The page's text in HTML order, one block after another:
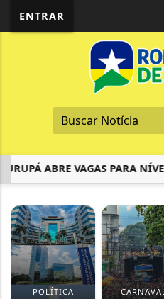
ENTRAR
ABRE VAGAS PARA
POLÍTICA